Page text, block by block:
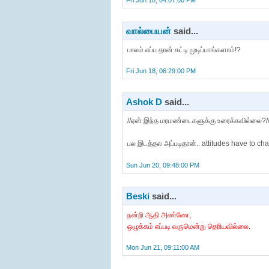
வால்பையன்said...
பாலம் எப்ப தான் கட்டி முடிப்பாங்களாம்!?
Fri Jun 18, 06:29:00 PM
Ashok Dsaid...
//ஏன் இந்த மரமண்டைகளுக்கு உரைக்கவில்லை?//
பல இடத்தல அப்படிதான்.. attitudes have to
Sun Jun 20, 09:48:00 PM
Beskisaid...
நன்றி ஆதி அண்ணே,
ஒழுக்கம் எப்படி வருமென்று தெரியவில்லை.
Mon Jun 21, 09:11:00 AM